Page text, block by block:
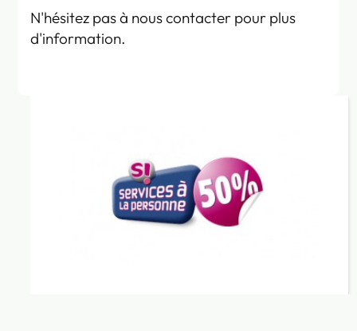
N'hésitez pas à nous contacter pour plus
d'information.